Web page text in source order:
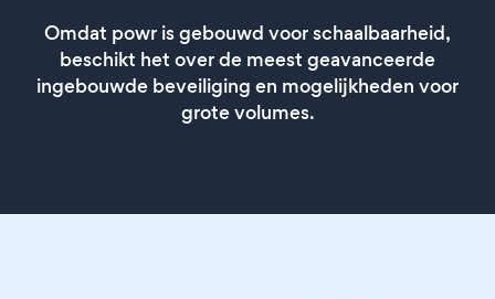
Omdat powr is gebouwd voor schaalbaarheid,
beschikt het over de meest geavanceerde
ingebouwde beveiliging en mogelijkheden voor
grote volumes.